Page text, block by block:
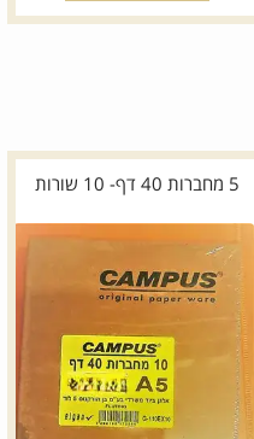
5 מחברות 40 דף- 10 שורות